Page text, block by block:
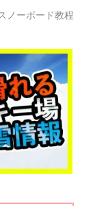
ノーボード教程